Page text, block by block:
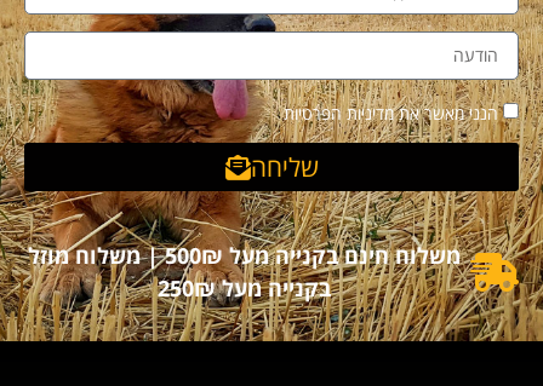
הנני מאשר את מדיניות הפרטיות
שליחה
משלוח חינם בקנייה מעל 500₪ | משלוח מוזל
בקנייה מעל 250₪